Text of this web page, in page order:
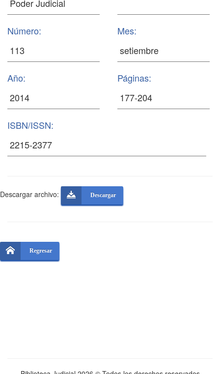
Número: Mes:
Año: Páginas:
ISBN/ISSN:
Descargar archivo: Descargar
Regresar